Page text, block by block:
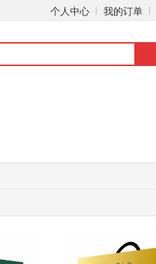
个人中心 我的订单